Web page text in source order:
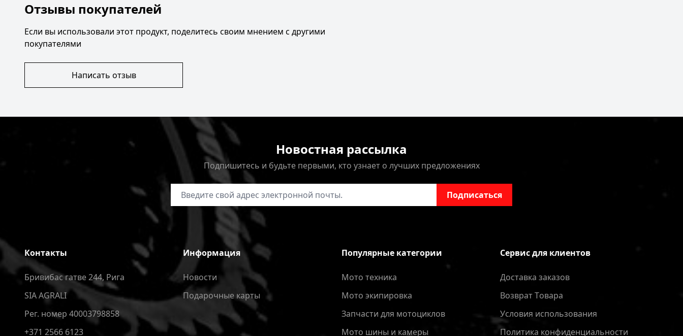
Отзывы покупателей
Если вы использовали этот продукт, поделитесь своим мнением с другими
покупателями
Написать отзыв
Новостная рассылка
Подпишитесь и будьте первыми, кто узнает о лучших предложениях
Адрес электронной почты Подписаться
Контакты
Бривибас гатве 244, Рига
SIA AGRALI
Рег. номер 40003798858
+371 2566 6123
Информация
Новости
Подарочные карты
Популярные категории
Мото техника
Мото экипировка
Запчасти для мотоциклов
Мото шины и камеры
Сервис для клиентов
Доставка заказов
Bозврат Tовара
Условия использования
Политика конфиденциальности